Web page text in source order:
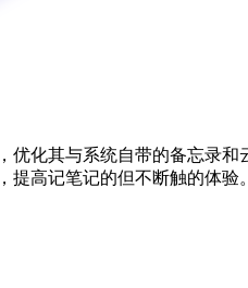
优化其与系统自带的备忘录和
提高记笔记的但不断触的体验